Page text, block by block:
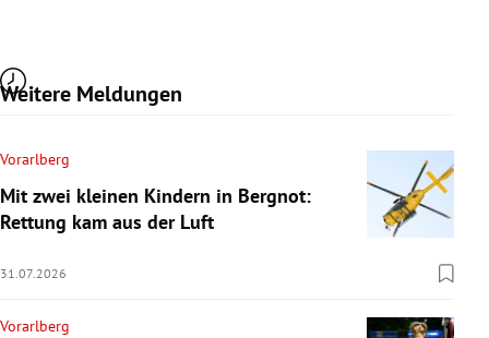
Weitere Meldungen
Vorarlberg
Mit zwei kleinen Kindern in Bergnot:
Rettung kam aus der Luft
31.07.2026
Vorarlberg